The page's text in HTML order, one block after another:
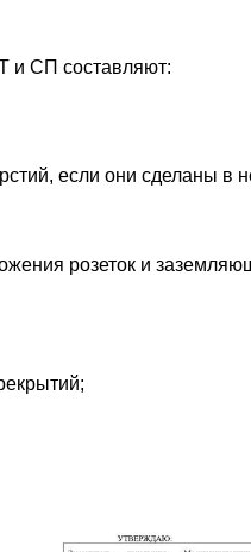
и СП составляют:
если они сделаны в
розеток и